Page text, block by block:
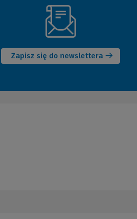
Zapisz się do newslettera
okno)